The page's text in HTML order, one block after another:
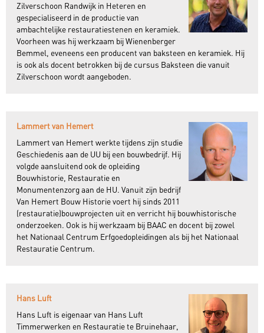
Zilverschoon Randwijk in Heteren en
gespecialiseerd in de productie van
ambachtelijke restauratiestenen en keramiek.
Voorheen was hij werkzaam bij Wienenberger
Bemmel, eveneens een producent van baksteen en keramiek. Hij
is ook als docent betrokken bij de cursus Baksteen die vanuit
Zilverschoon wordt aangeboden.
Lammert van Hemert
Lammert van Hemert werkte tijdens zijn studie
Geschiedenis aan de UU bij een bouwbedrijf. Hij
volgde aansluitend ook de opleiding
Bouwhistorie, Restauratie en
Monumentenzorg aan de HU. Vanuit zijn bedrijf
Van Hemert Bouw Historie voert hij sinds 2011
(restauratie)bouwprojecten uit en verricht hij bouwhistorische
onderzoeken. Ook is hij werkzaam bij BAAC en docent bij zowel
het Nationaal Centrum Erfgoedopleidingen als bij het Nationaal
Restauratie Centrum.
Hans Luft
Hans Luft is eigenaar van Hans Luft
Timmerwerken en Restauratie te Bruinehaar,